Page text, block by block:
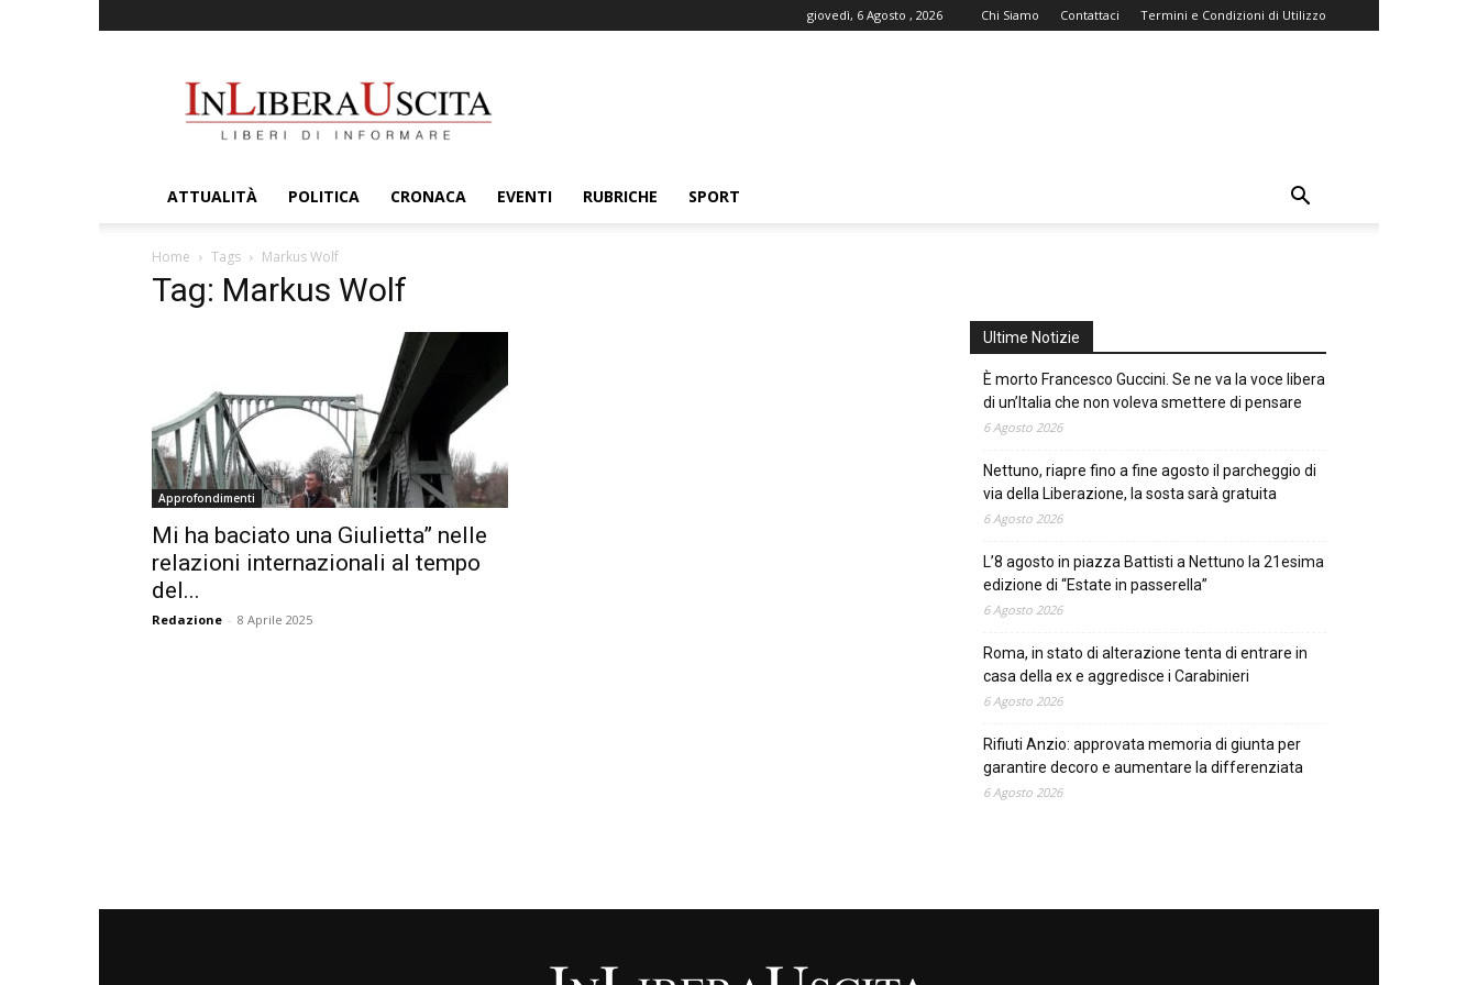
giovedì, 6 Agosto , 2026 Chi Siamo Contattaci Termini e Condizioni di Utilizzo
ATTUALITÀ POLITICA CRONACA EVENTI RUBRICHE SPORT
Home Tags Markus Wolf
Tag: Markus Wolf
Approfondimenti
Mi ha baciato una Giulietta” nelle
relazioni internazionali al tempo
del...
Redazione - 8 Aprile 2025
Ultime Notizie
È morto Francesco Guccini. Se ne va la voce libera
di un’Italia che non voleva smettere di pensare
6 Agosto 2026
Nettuno, riapre fino a fine agosto il parcheggio di
via della Liberazione, la sosta sarà gratuita
6 Agosto 2026
L’8 agosto in piazza Battisti a Nettuno la 21esima
edizione di “Estate in passerella”
6 Agosto 2026
Roma, in stato di alterazione tenta di entrare in
casa della ex e aggredisce i Carabinieri
6 Agosto 2026
Rifiuti Anzio: approvata memoria di giunta per
garantire decoro e aumentare la differenziata
6 Agosto 2026